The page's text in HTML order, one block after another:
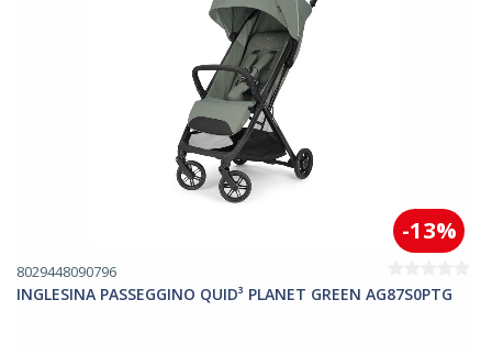
8029448090796
INGLESINA PASSEGGINO QUID³ PLANET GREEN AG87S0PTG
-13%